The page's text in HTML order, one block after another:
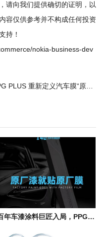
请向我们提供确切的证明，以
容仅供参考并不构成任何投资
持！
nokia-business-dev
重新定义汽车膜“原厂级”标准
百年车漆涂料巨匠入局，PPG PLUS 重新定义汽车膜“原厂级”标准